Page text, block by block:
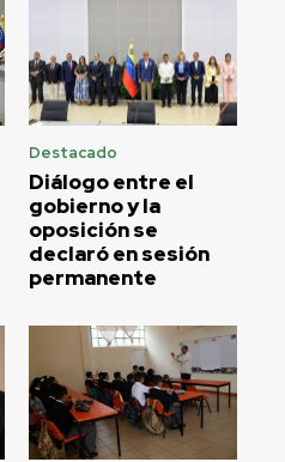
Destacado
Diálogo entre el
gobierno y la
oposición se
declaró en sesión
permanente